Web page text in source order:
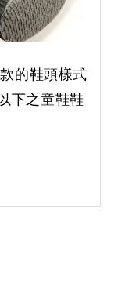
的鞋頭樣式
下之童鞋鞋